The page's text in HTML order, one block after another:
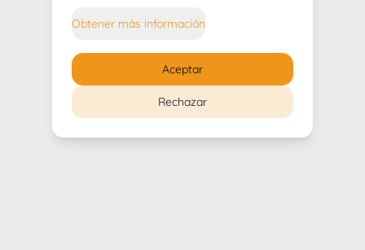
Obtener más información
Rechazar
Aceptar